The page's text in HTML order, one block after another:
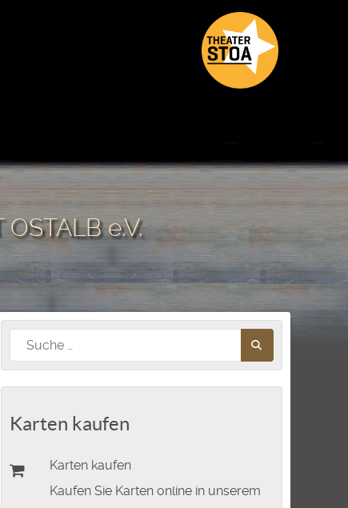
OSTALB e.V.
Nach diesem Begriff suchen
Karten kaufen
Karten kaufen
Kaufen Sie Karten online in unserem